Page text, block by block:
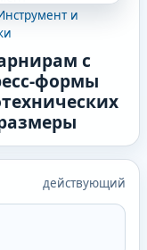
и
с
формы
действующий